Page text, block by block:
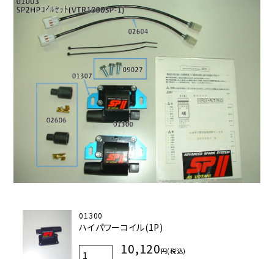
01300
ハイパワーコイル(1P)
10,120円(税込)